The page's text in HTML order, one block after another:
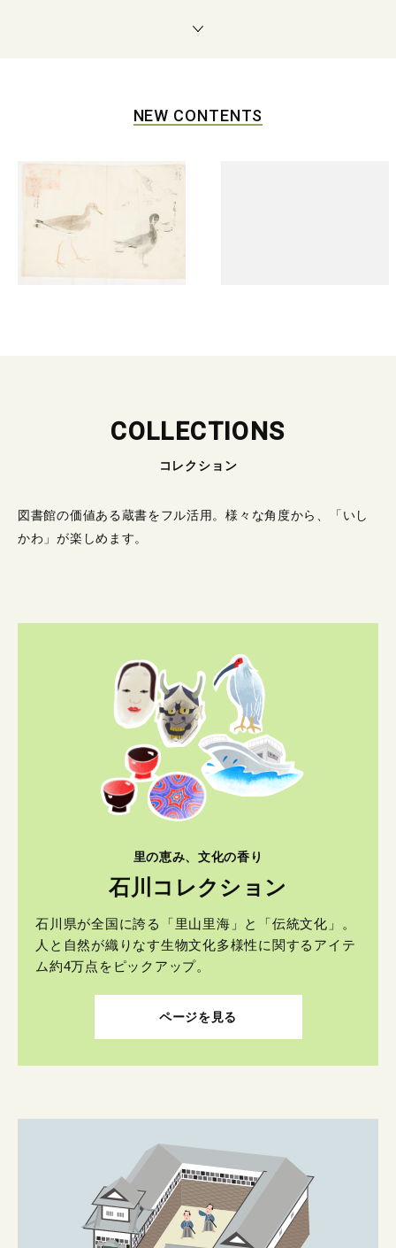
NEW CONTENTS
COLLECTIONS
コレクション
図書館の価値ある蔵書をフル活用。様々な角度から、「いし
かわ」が楽しめます。
里の恵み、文化の香り
石川コレクション
石川県が全国に誇る「里山里海」と「伝統文化」。
人と自然が織りなす生物文化多様性に関するアイテ
ム約4万点をピックアップ。
ページを見る